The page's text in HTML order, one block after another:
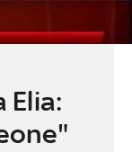
Elia: